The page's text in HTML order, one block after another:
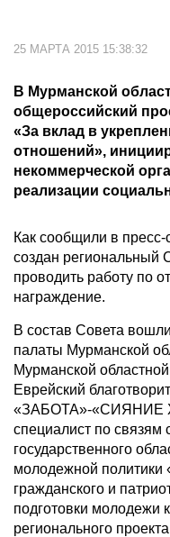
25 МАРТА 2015 15:38:32
В Мурманской
общероссийский
«За вклад в
отношений»,
некоммерческой
реализации
Как сообщили в пресс-
создан региональный
проводить работу по
награждение.
В состав Совета
палаты Мурманской
Мурманской
Еврейский
«ЗАБОТА»-«СИЯНИЕ
специалист по связям
государственного
молодежной политики
гражданского и
подготовки молодежи
регионального